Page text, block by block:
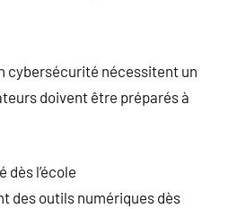
cybersécurité nécessitent un
doivent être préparés à
l’école
des outils numériques dès